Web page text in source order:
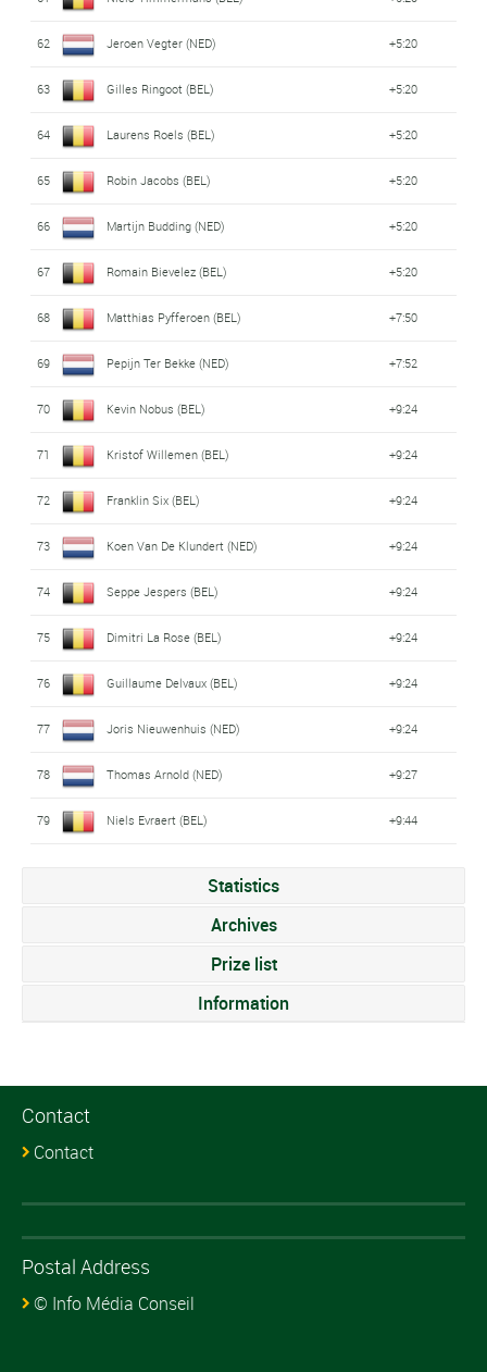
62 Jeroen Vegter (NED) +5:20
63 Gilles Ringoot (BEL) +5:20
64 Laurens Roels (BEL) +5:20
65 Robin Jacobs (BEL) +5:20
66 Martijn Budding (NED) +5:20
67 Romain Bievelez (BEL) +5:20
68 Matthias Pyfferoen (BEL) +7:50
69 Pepijn Ter Bekke (NED) +7:52
70 Kevin Nobus (BEL) +9:24
71 Kristof Willemen (BEL) +9:24
72 Franklin Six (BEL) +9:24
73 Koen Van De Klundert (NED) +9:24
74 Seppe Jespers (BEL) +9:24
75 Dimitri La Rose (BEL) +9:24
76 Guillaume Delvaux (BEL) +9:24
77 Joris Nieuwenhuis (NED) +9:24
78 Thomas Arnold (NED) +9:27
79 Niels Evraert (BEL) +9:44
Statistics
Archives
Prize list
Information
Contact
Contact
Postal Address
© Info Média Conseil